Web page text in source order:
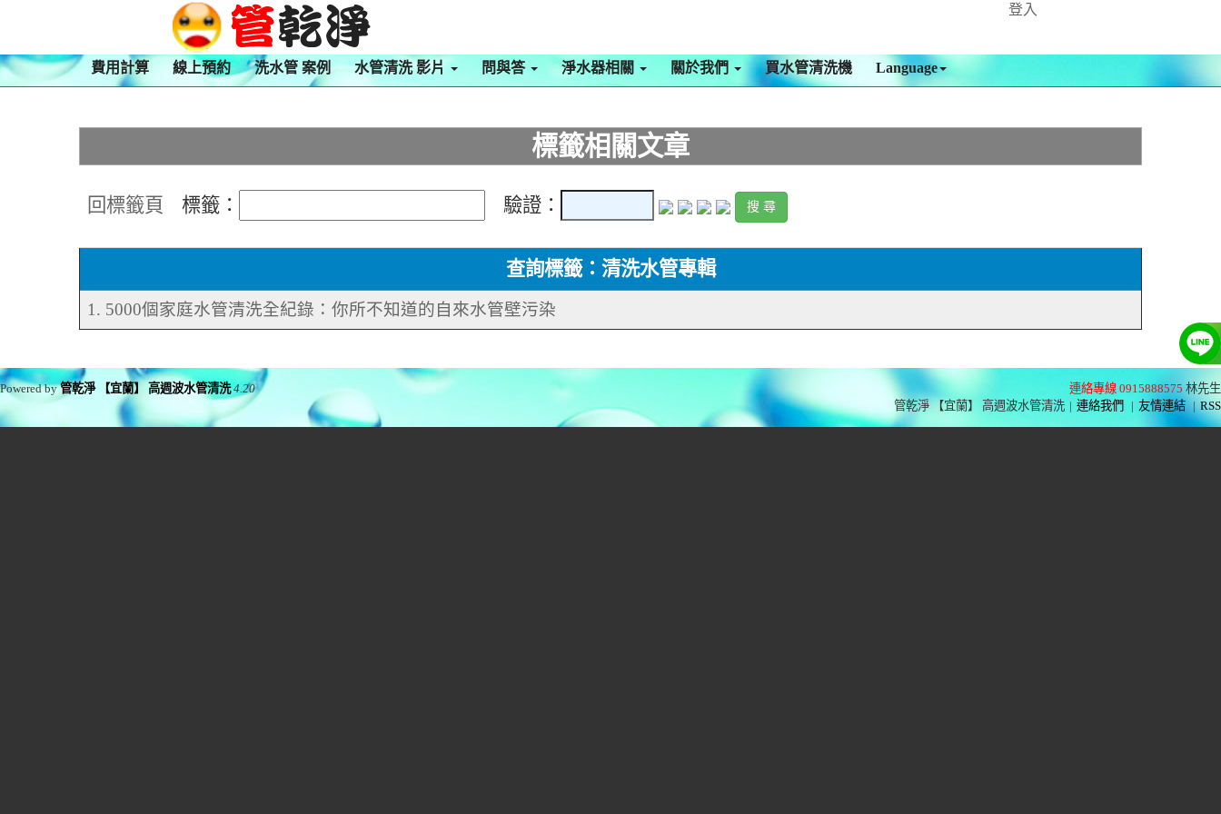
登入
費用計算 線上預約 洗水管 案例 水管清洗 影片 問與答 淨水器相關 關於我們 買水管清洗機 Language
標籤相關文章
回標籤頁 標籤： 驗證：
查詢標籤：清洗水管專輯
1. 5000個家庭水管清洗全紀錄：你所不知道的自來水管壁污染
連絡專線 0915888575 林先生
管乾淨 【宜蘭】 高週波水管清洗 | 連絡我們 | 友情連結 | RSS
Powered by管乾淨 【宜蘭】 高週波水管清洗 4.20